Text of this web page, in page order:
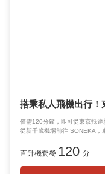
搭乘私人飛機出行！
僅需120分鐘，即可從東京抵達
從新千歲機場前往 SONEKA，
直升機套餐 120 分